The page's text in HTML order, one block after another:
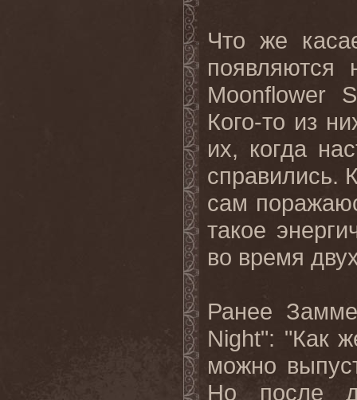
Что же
появляются
Moonflower
Кого-то из
их, когда
справились.
сам
такое
во время
Ранее
Night": "Как
можно
Но после